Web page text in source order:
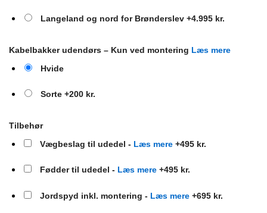
Langeland og nord for Brønderslev +4.995 kr.
Kabelbakker udendørs – Kun ved montering Læs mere
Hvide
Sorte +200 kr.
Tilbehør
Vægbeslag til udedel - Læs mere +495 kr.
Fødder til udedel - Læs mere +495 kr.
Jordspyd inkl. montering - Læs mere +695 kr.